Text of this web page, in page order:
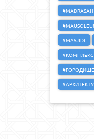
#MADRASAH
#MASJIDI
#КОМПЛЕКС
#ГОРОДИЩЕ